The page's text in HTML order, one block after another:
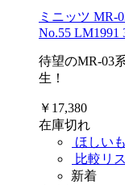
ミニッツ MR-
No.55 LM1991
待望のMR-03
生！
￥17,380
在庫切れ
ほしい
比較リ
新着